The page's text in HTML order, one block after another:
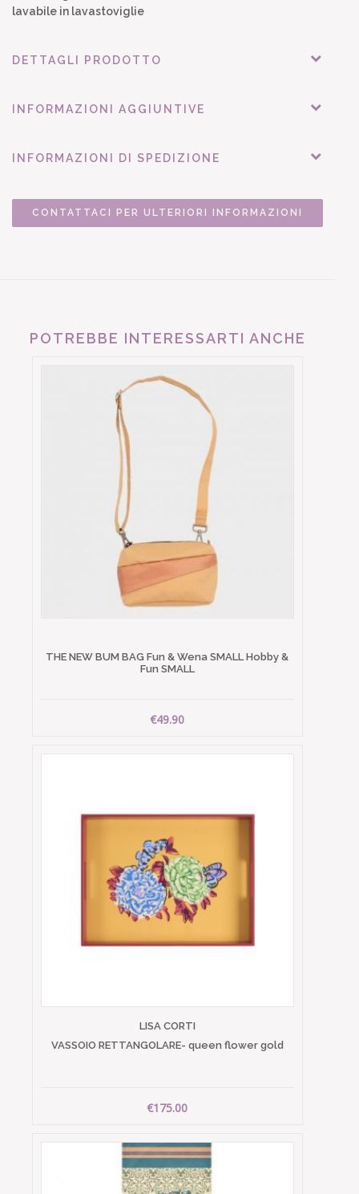
lavabile in lavastoviglie
DETTAGLI PRODOTTO
INFORMAZIONI AGGIUNTIVE
INFORMAZIONI DI SPEDIZIONE
CONTATTACI PER ULTERIORI INFORMAZIONI
POTREBBE INTERESSARTI ANCHE
THE NEW BUM BAG Fun & Wena SMALL Hobby &
Fun SMALL
€49.90
LISA CORTI
VASSOIO RETTANGOLARE- queen flower gold
€175.00